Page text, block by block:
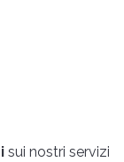
sui nostri servizi